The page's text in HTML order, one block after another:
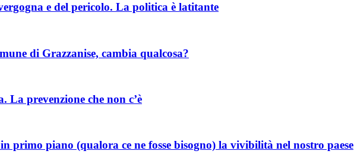
e del pericolo. La politica è latitante
di Grazzanise, cambia qualcosa?
La prevenzione che non c’è
primo piano (qualora ce ne fosse bisogno) la vivibilità nel nostro paese